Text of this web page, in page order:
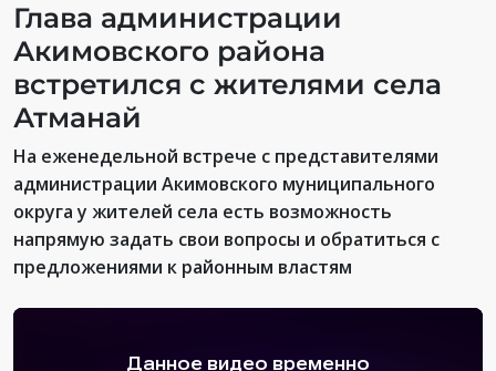
Глава администрации
Акимовского района
встретился с жителями села
Атманай
На еженедельной встрече с представителями
администрации Акимовского муниципального
округа у жителей села есть возможность
напрямую задать свои вопросы и обратиться с
предложениями к районным властям